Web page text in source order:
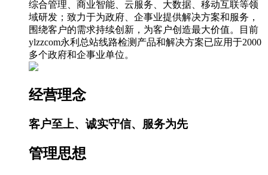
综合管理、商业智能、云服务、大数据、移动互联等领
域研发；致力于为政府、企事业提供解决方案和服务，
围绕客户的需求持续创新，为客户创造最大价值。目前
ylzzcom永利总站线路检测产品和解决方案已应用于2000
多个政府和企事业单位。
经营理念
客户至上、诚实守信、服务为先
管理思想